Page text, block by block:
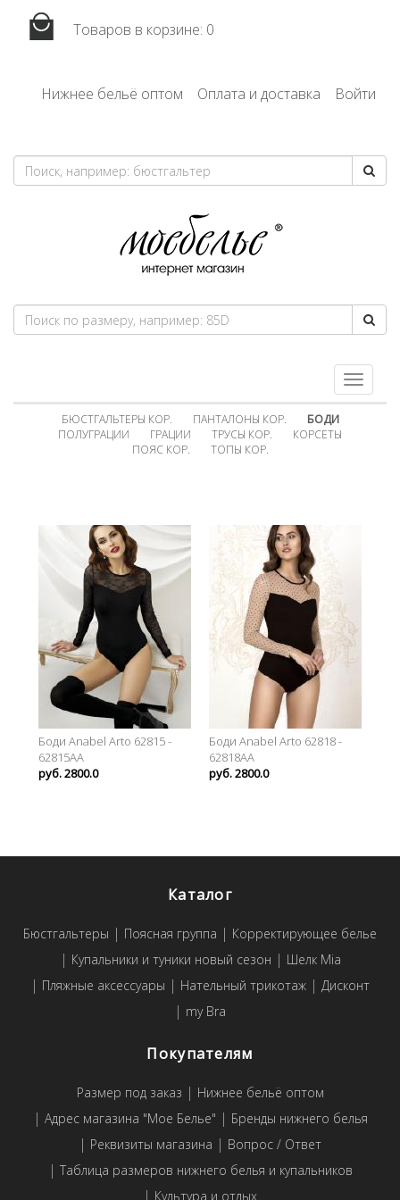
Товаров в корзине: 0
Нижнее бельё оптом Оплата и доставка Войти
Toggle
navigation
БЮСТГАЛЬТЕРЫ КОР.
ПАНТАЛОНЫ КОР.
БОДИ
ПОЛУГРАЦИИ
ГРАЦИИ ТРУСЫ КОР.
КОРСЕТЫ
ПОЯС КОР.
ТОПЫ КОР.
Боди Anabel Arto 62815 -
62815AA
руб. 2800.0
Боди Anabel Arto 62818 -
62818AA
руб. 2800.0
Каталог
Бюстгальтеры Поясная группа
Корректирующее белье
Купальники и туники новый сезон
Шелк Mia
Пляжные аксессуары
Нательный трикотаж
Дисконт
my Bra
Покупателям
Размер под заказ
Нижнее бельё оптом
Адрес магазина "Мое Белье"
Бренды нижнего белья
Реквизиты магазина
Вопрос / Ответ
Таблица размеров нижнего белья и купальников
Культура и отдых